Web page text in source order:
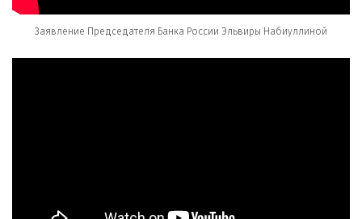
Заявление Председателя Банка России Эльвиры Набиуллиной